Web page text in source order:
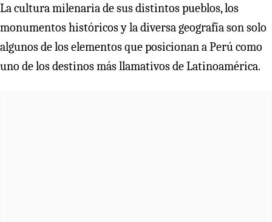
La cultura milenaria de sus distintos pueblos, los
monumentos históricos y la diversa geografía son solo
algunos de los elementos que posicionan a Perú como
uno de los destinos más llamativos de Latinoamérica.